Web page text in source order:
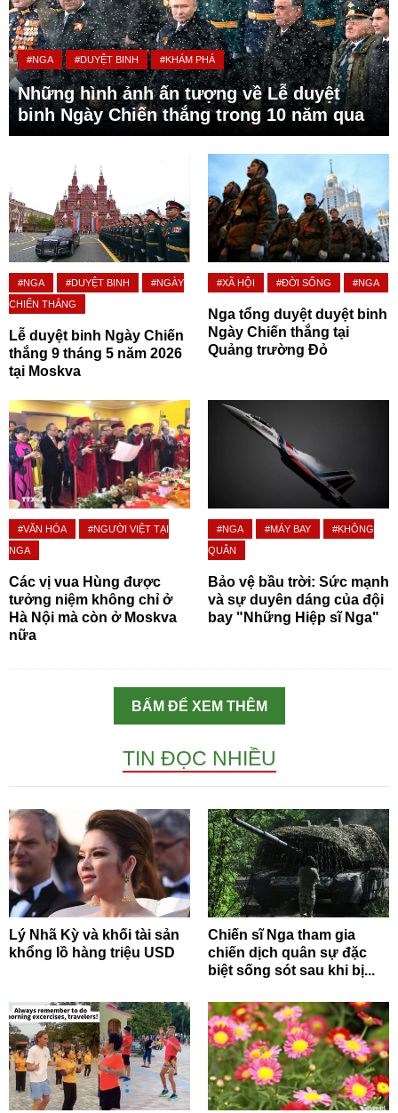
#NGA #DUYỆT BINH #KHÁM PHÁ
Những hình ảnh ấn tượng về Lễ duyệt
binh Ngày Chiến thắng trong 10 năm qua
#NGA #DUYỆT BINH
#NGÀY
CHIẾN THẮNG
Lễ duyệt binh Ngày Chiến
thắng 9 tháng 5 năm 2026
tại Moskva
#XÃ HỘI #ĐỜI SỐNG #NGA
Nga tổng duyệt duyệt binh
Ngày Chiến thắng tại
Quảng trường Đỏ
#VĂN HÓA
#NGƯỜI VIỆT TẠI
NGA
Các vị vua Hùng được
tưởng niệm không chỉ ở
Hà Nội mà còn ở Moskva
nữa
#NGA #MÁY BAY
#KHÔNG
QUÂN
Bảo vệ bầu trời: Sức mạnh
và sự duyên dáng của đội
bay "Những Hiệp sĩ Nga"
BẤM ĐỂ XEM THÊM
TIN ĐỌC NHIỀU
Lý Nhã Kỳ và khối tài sản
khổng lồ hàng triệu USD
Chiến sĩ Nga tham gia
chiến dịch quân sự đặc
biệt sống sót sau khi bị...